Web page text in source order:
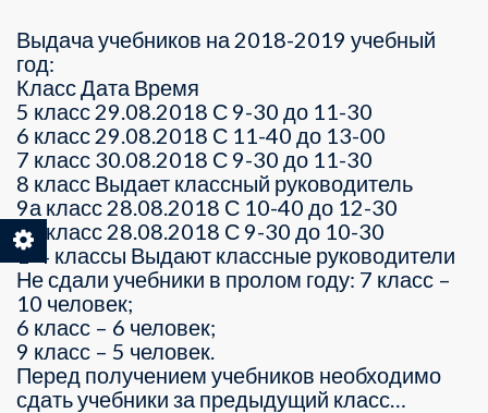
Выдача учебников на 2018-2019 учебный
год:
Класс Дата Время
5 класс 29.08.2018 С 9-30 до 11-30
6 класс 29.08.2018 С 11-40 до 13-00
7 класс 30.08.2018 С 9-30 до 11-30
8 класс Выдает классный руководитель
9а класс 28.08.2018 С 10-40 до 12-30
9б класс 28.08.2018 С 9-30 до 10-30
1-4 классы Выдают классные руководители
Не сдали учебники в пролом году: 7 класс –
10 человек;
6 класс – 6 человек;
9 класс – 5 человек.
Перед получением учебников необходимо
сдать учебники за предыдущий класс…